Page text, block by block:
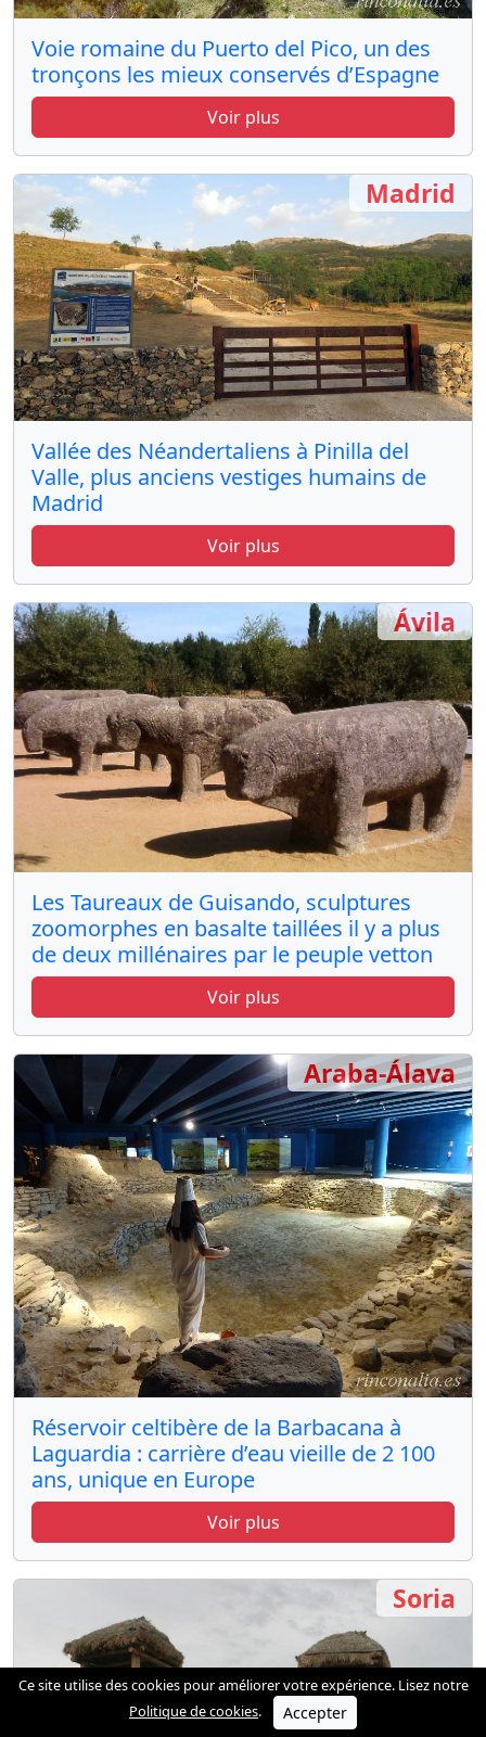
Voie romaine du Puerto del Pico, un des
tronçons les mieux conservés d’Espagne
Voir plus
Vallée des Néandertaliens à Pinilla del
Valle, plus anciens vestiges humains de
Madrid
Voir plus
Madrid
Les Taureaux de Guisando, sculptures
zoomorphes en basalte taillées il y a plus
de deux millénaires par le peuple vetton
Voir plus
Ávila
Réservoir celtibère de la Barbacana à
Laguardia : carrière d’eau vieille de 2 100
ans, unique en Europe
Voir plus
Araba-Álava
Soria
Ce site utilise des cookies pour améliorer votre expérience. Lisez notre
Politique de cookies. Accepter